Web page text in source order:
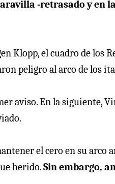
-retrasado y en
Klopp, el cuadro de los
peligro al arco de los
aviso. En la siguiente,
el cero en su arco
herido.Sin embargo,